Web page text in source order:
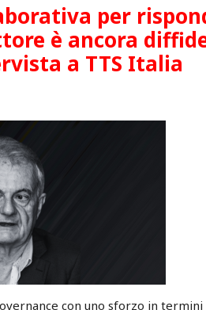
per
è ancora
a TTS Italia
con uno sforzo in